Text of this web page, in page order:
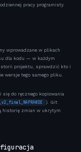
pracy programisty.
wprowadzane w plikach
dla kodu — w każdym
projektu, sprawdzić kto i
wersje tego samego pliku.
do ręcznego kopiowania
). Git
historię zmian w ukrytym